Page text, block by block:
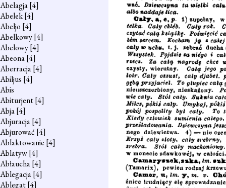
Abelagja[4]
Abelek[4]
Abeljo [4]
Abelkowy[4]
Abelowy[4]
Abeona[4]
Aberracja[4]
Abiljus [4]
Abis
Abiturjent[4]
Abja[4]
Abjuracja[4]
Abjurować [4]
Ablaktowanie [4]
Ablatyw[4]
Abłaucha[4]
Ablegacja[4]
Ablegat[4]